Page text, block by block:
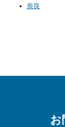
奈良
お